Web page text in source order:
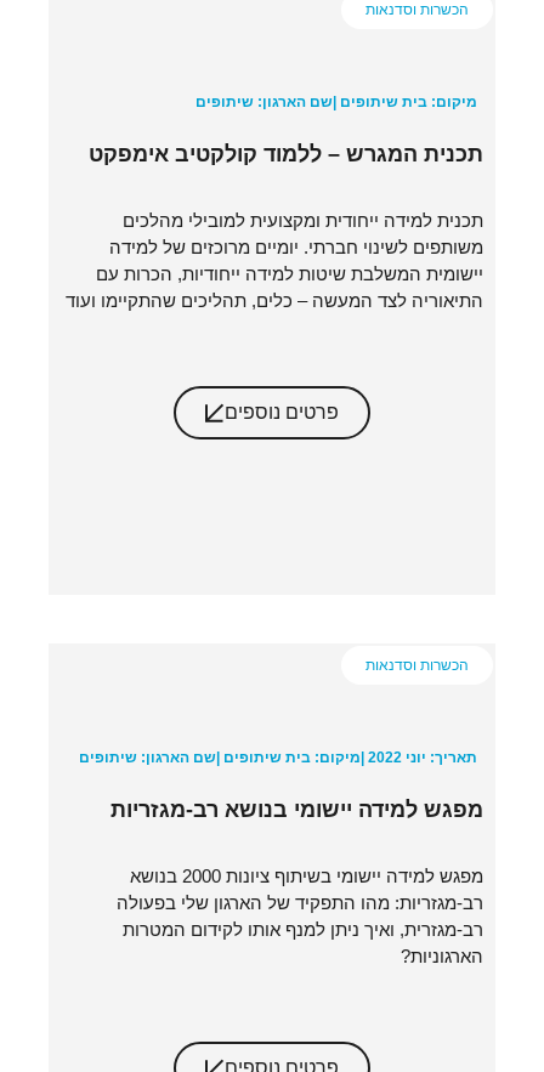
הכשרות וסדנאות
מיקום: בית שיתופים | שם הארגון: שיתופים
תכנית המגרש – ללמוד קולקטיב אימפקט
תכנית למידה ייחודית ומקצועית למובילי מהלכים
משותפים לשינוי חברתי. יומיים מרוכזים של למידה
יישומית המשלבת שיטות למידה ייחודיות, הכרות עם
התיאוריה לצד המעשה – כלים, תהליכים שהתקיימו ועוד
פרטים נוספים
הכשרות וסדנאות
תאריך: יוני 2022 | מיקום: בית שיתופים | שם הארגון: שיתופים
מפגש למידה יישומי בנושא רב-מגזריות
מפגש למידה יישומי בשיתוף ציונות 2000 בנושא
רב-מגזריות: מהו התפקיד של הארגון שלי בפעולה
רב-מגזרית, ואיך ניתן למנף אותו לקידום המטרות
הארגוניות?